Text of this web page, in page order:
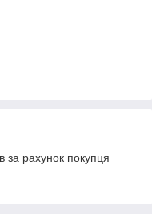
за рахунок покупця